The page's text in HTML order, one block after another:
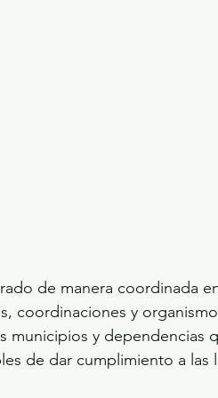
de manera coordinada
coordinaciones y
municipios y
de dar cumplimiento a las